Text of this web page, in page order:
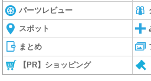
パーツレビュー
スポット
まとめ
【PR】ショッピング